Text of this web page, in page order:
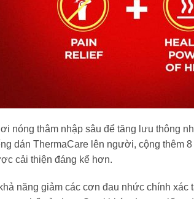
nóng thâm nhập sâu để tăng lưu thông
dán ThermaCare lên người, cộng thêm
cải thiện đáng kể hơn.
năng giảm các cơn đau nhức chính